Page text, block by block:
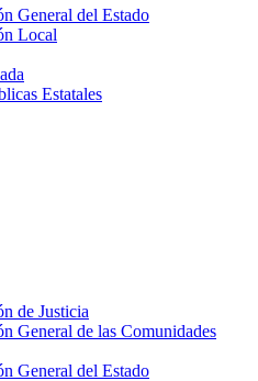
General del Estado
Local
Estatales
de Justicia
General de las Comunidades
General del Estado